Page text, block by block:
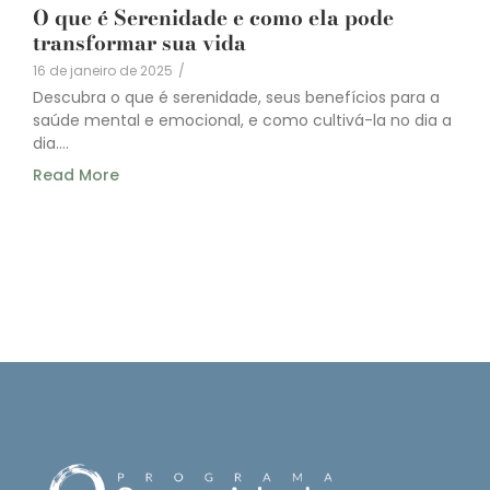
O que é Serenidade e como ela pode
transformar sua vida
16 de janeiro de 2025 /
Descubra o que é serenidade, seus benefícios para a
saúde mental e emocional, e como cultivá-la no dia a
dia....
Read More